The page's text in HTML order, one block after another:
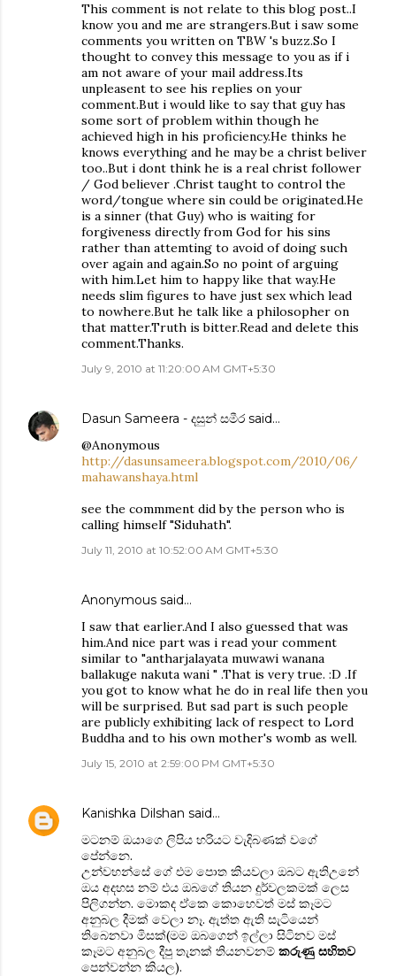
This comment is not relate to this blog post..I
know you and me are strangers.But i saw some
comments you written on TBW 's buzz.So I
thought to convey this message to you as if i
am not aware of your mail address.Its
unpleasent to see his replies on your
comment.But i would like to say that guy has
some sort of problem within though he
achieved high in his proficiency.He thinks he
knows everything and he may be a christ beliver
too..But i dont think he is a real christ follower
/ God believer .Christ taught to control the
word/tongue where sin could be originated.He
is a sinner (that Guy) who is waiting for
forgiveness directly from God for his sins
rather than attemting to avoid of doing such
over again and again.So no point of arguing
with him.Let him to happy like that way.He
needs slim figures to have just sex which lead
to nowhere.But he talk like a philosopher on
that matter.Truth is bitter.Read and delete this
comment.Thanks.
July 9, 2010 at 11:20:00 AM GMT+5:30
Dasun Sameera - දසුන් සමීර said…
@Anonymous
http://dasunsameera.blogspot.com/2010/06/
mahawanshaya.html
see the commment did by the person who is
calling himself "Siduhath".
July 11, 2010 at 10:52:00 AM GMT+5:30
Anonymous said…
I saw that earlier.And I also guessed that was
him.And nice part was i read your comment
similar to "antharjalayata muwawi wanana
ballakuge nakuta wani " .That is very true. :D .If
you got to know what he do in real life then you
will be surprised. But sad part is such people
are publicly exhibiting lack of respect to Lord
Buddha and to his own mother's womb as well.
July 15, 2010 at 2:59:00 PM GMT+5:30
Kanishka Dilshan said…
මටනම් ඔයාගෙ ලිපිය හරියට වැදිබණක් වගේ
පේන්නෙ.
උන්වහන්සේ ගේ එම පොත කියවලා ඔබට ඇතිඋනේ
ඔය අදහස නම් එය ඔබගේ තියන දුර්වලකමක් ලෙස
පිලිගන්න. මොකද ඒකෙ කොහෙවත් මස් කෑමට
අනුබල දීමක් වෙලා නෑ. ඇත්ත ඇති සැටියෙන්
තිබෙනවා මිසක්(මම ඔබගෙන් ඉල්ලා සිටිනව මස්
කෑමට අනුබල දීපු තැනක් තියනවනම් කරුණු සහිතව
පෙන්වන්න කියල).